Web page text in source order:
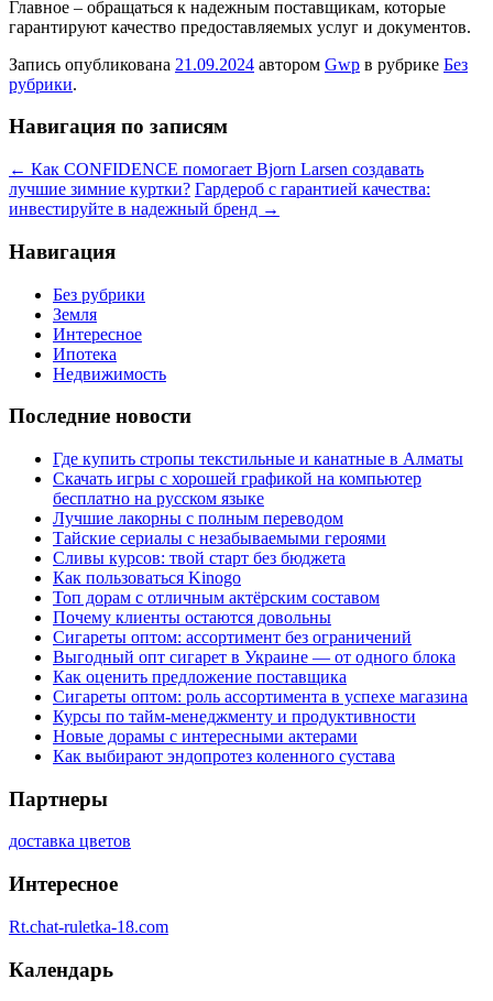
Главное – обращаться к надежным поставщикам, которые
гарантируют качество предоставляемых услуг и документов.
Запись опубликована 21.09.2024 автором Gwp в рубрике Без
рубрики.
Навигация по записям
← Как CONFIDENCE помогает Bjorn Larsen создавать
лучшие зимние куртки? Гардероб с гарантией качества:
инвестируйте в надежный бренд →
Навигация
Без рубрики
Земля
Интересное
Ипотека
Недвижимость
Последние новости
Где купить стропы текстильные и канатные в Алматы
Скачать игры с хорошей графикой на компьютер
бесплатно на русском языке
Лучшие лакорны с полным переводом
Тайские сериалы с незабываемыми героями
Сливы курсов: твой старт без бюджета
Как пользоваться Kinogo
Топ дорам с отличным актёрским составом
Почему клиенты остаются довольны
Сигареты оптом: ассортимент без ограничений
Выгодный опт сигарет в Украине — от одного блока
Как оценить предложение поставщика
Сигареты оптом: роль ассортимента в успехе магазина
Курсы по тайм-менеджменту и продуктивности
Новые дорамы с интересными актерами
Как выбирают эндопротез коленного сустава
Партнеры
доставка цветов
Интересное
Rt.chat-ruletka-18.com
Календарь